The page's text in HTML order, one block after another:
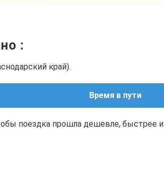
:
край).
Время в пути
поездка прошла дешевле, быстрее и